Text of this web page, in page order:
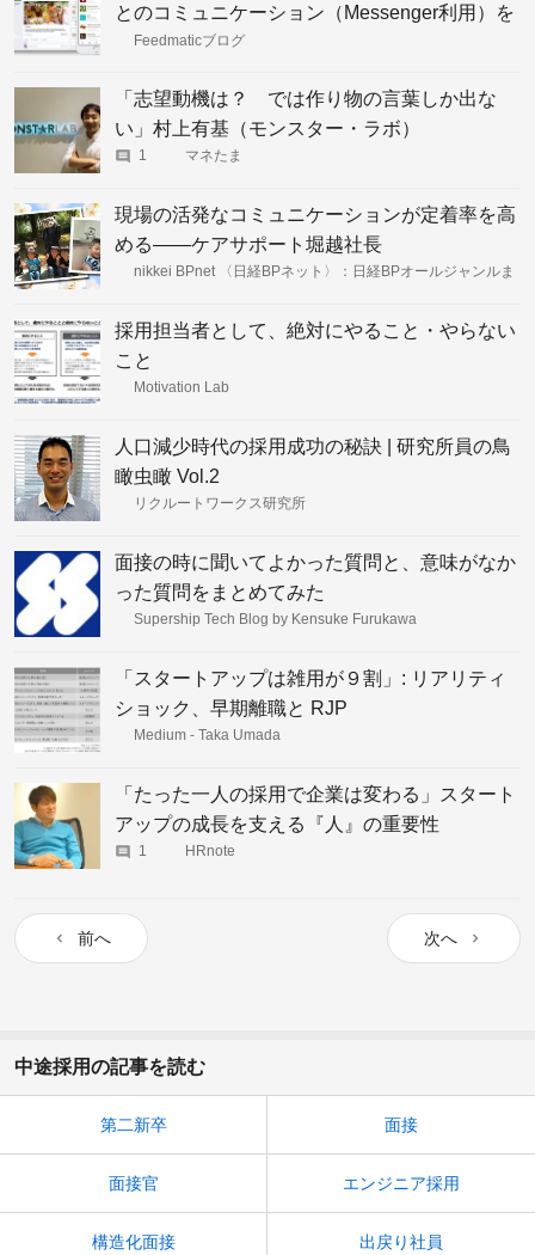
とのコミュニケーション（Messenger利用）を
可能にする”求人の機能”をUS及びカナダにて公
Feedmaticブログ
「志望動機は？ では作り物の言葉しか出な
い」村上有基（モンスター・ラボ）
1 マネたま
現場の活発なコミュニケーションが定着率を高
める――ケアサポート堀越社長
nikkei BPnet 〈日経BPネット〉：日経BPオールジャンルま
採用担当者として、絶対にやること・やらない
こと
Motivation Lab
人口減少時代の採用成功の秘訣 | 研究所員の鳥
瞰虫瞰 Vol.2
リクルートワークス研究所
面接の時に聞いてよかった質問と、意味がなか
った質問をまとめてみた
Supership Tech Blog by Kensuke Furukawa
「スタートアップは雑用が９割」: リアリティ
ショック、早期離職と RJP
Medium - Taka Umada
「たった一人の採用で企業は変わる」スタート
アップの成長を支える『人』の重要性
1 HRnote
前へ 次へ
中途採用の記事を読む
第二新卒 面接
面接官 エンジニア採用
構造化面接 出戻り社員